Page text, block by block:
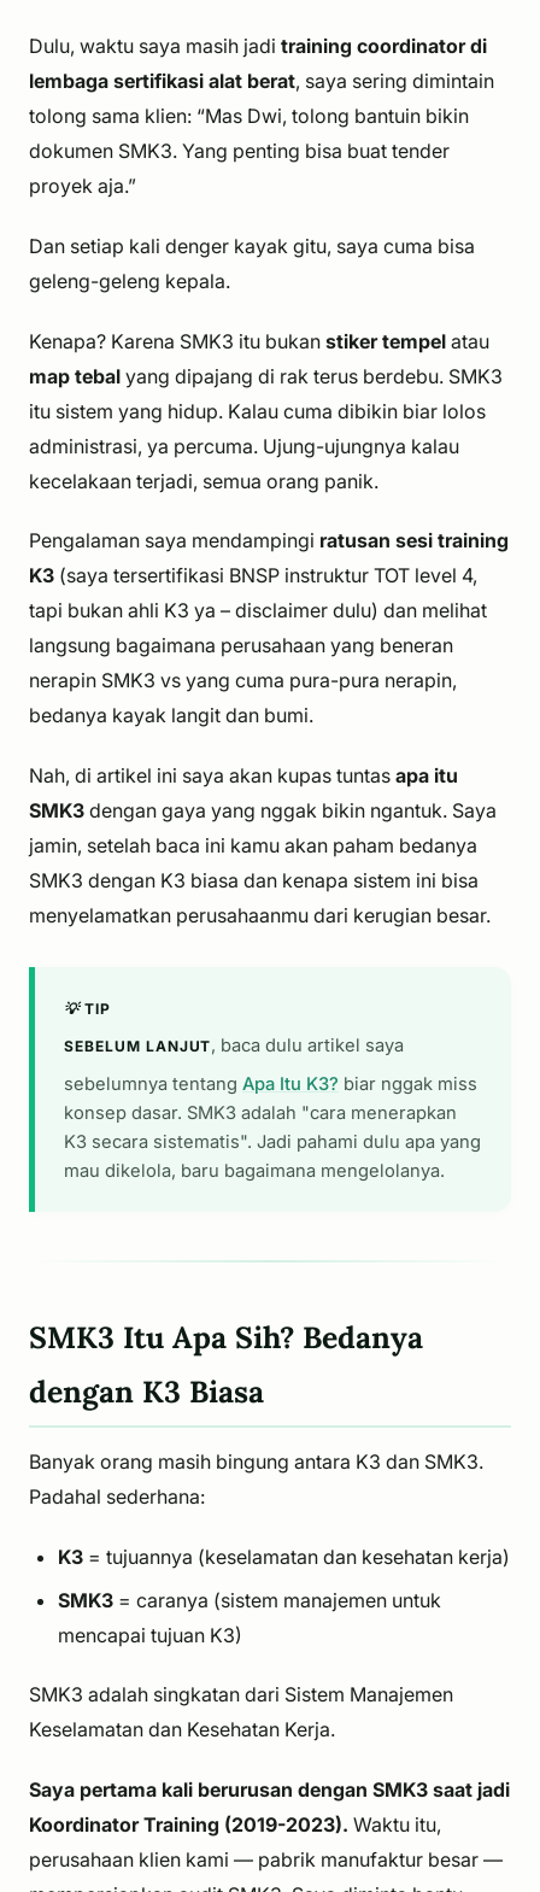
Dulu, waktu saya masih jadi training coordinator di
lembaga sertifikasi alat berat, saya sering dimintain
tolong sama klien: “Mas Dwi, tolong bantuin bikin
dokumen SMK3. Yang penting bisa buat tender
proyek aja.”
Dan setiap kali denger kayak gitu, saya cuma bisa
geleng-geleng kepala.
Kenapa? Karena SMK3 itu bukan stiker tempel atau
map tebal yang dipajang di rak terus berdebu. SMK3
itu sistem yang hidup. Kalau cuma dibikin biar lolos
administrasi, ya percuma. Ujung-ujungnya kalau
kecelakaan terjadi, semua orang panik.
Pengalaman saya mendampingi ratusan sesi training
K3 (saya tersertifikasi BNSP instruktur TOT level 4,
tapi bukan ahli K3 ya – disclaimer dulu) dan melihat
langsung bagaimana perusahaan yang beneran
nerapin SMK3 vs yang cuma pura-pura nerapin,
bedanya kayak langit dan bumi.
Nah, di artikel ini saya akan kupas tuntas apa itu
SMK3 dengan gaya yang nggak bikin ngantuk. Saya
jamin, setelah baca ini kamu akan paham bedanya
SMK3 dengan K3 biasa dan kenapa sistem ini bisa
menyelamatkan perusahaanmu dari kerugian besar.
💡 TIP
SEBELUM LANJUT, baca dulu artikel saya
sebelumnya tentang Apa Itu K3? biar nggak miss
konsep dasar. SMK3 adalah "cara menerapkan
K3 secara sistematis". Jadi pahami dulu apa yang
mau dikelola, baru bagaimana mengelolanya.
SMK3 Itu Apa Sih? Bedanya
dengan K3 Biasa
Banyak orang masih bingung antara K3 dan SMK3.
Padahal sederhana:
K3 = tujuannya (keselamatan dan kesehatan kerja)
SMK3 = caranya (sistem manajemen untuk
mencapai tujuan K3)
SMK3 adalah singkatan dari Sistem Manajemen
Keselamatan dan Kesehatan Kerja.
Saya pertama kali berurusan dengan SMK3 saat jadi
Koordinator Training (2019-2023). Waktu itu,
perusahaan klien kami — pabrik manufaktur besar —